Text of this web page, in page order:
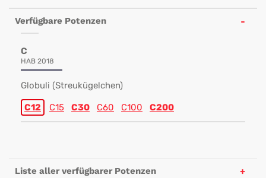
Verfügbare Potenzen
C
HAB 2018
Globuli (Streukügelchen)
C12 C15 C30 C60 C100 C200
Liste aller verfügbarer Potenzen